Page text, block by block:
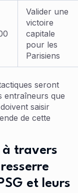
Valider une
victoire
capitale
pour les
Parisiens
seront
entraîneurs que
saisir
de cette
à travers
et leurs